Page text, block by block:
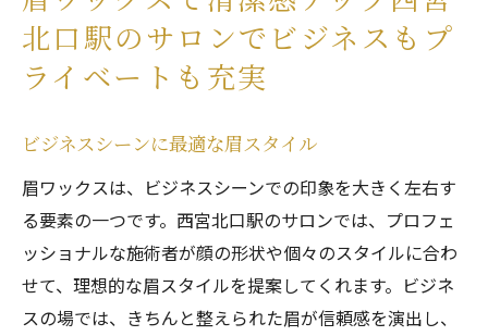
北口駅のサロンでビジネスもプ
ライベートも充実
ビジネスシーンに最適な眉スタイル
眉ワックスは、ビジネスシーンでの印象を大きく左右す
る要素の一つです。西宮北口駅のサロンでは、プロフェ
ッショナルな施術者が顔の形状や個々のスタイルに合わ
せて、理想的な眉スタイルを提案してくれます。ビジネ
スの場では、きちんと整えられた眉が信頼感を演出し、